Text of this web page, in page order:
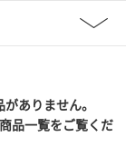
ありません。
品一覧をご覧くだ